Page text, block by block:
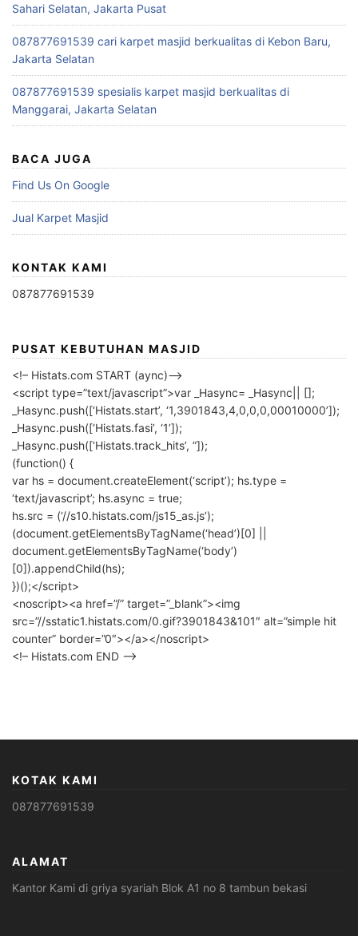
Sahari Selatan, Jakarta Pusat
087877691539 cari karpet masjid berkualitas di Kebon Baru,
Jakarta Selatan
087877691539 spesialis karpet masjid berkualitas di
Manggarai, Jakarta Selatan
BACA JUGA
Find Us On Google
Jual Karpet Masjid
KONTAK KAMI
087877691539
PUSAT KEBUTUHAN MASJID
<!– Histats.com START (aync)–>
<script type=”text/javascript”>var _Hasync= _Hasync|| [];
_Hasync.push([‘Histats.start’, ‘1,3901843,4,0,0,0,00010000’]);
_Hasync.push([‘Histats.fasi’, ‘1’]);
_Hasync.push([‘Histats.track_hits’, ”]);
(function() {
var hs = document.createElement(‘script’); hs.type =
‘text/javascript’; hs.async = true;
hs.src = (‘//s10.histats.com/js15_as.js’);
(document.getElementsByTagName(‘head’)[0] ||
document.getElementsByTagName(‘body’)
[0]).appendChild(hs);
})();</script>
<noscript><a href=”/” target=”_blank”><img
src=”//sstatic1.histats.com/0.gif?3901843&101″ alt=”simple hit
counter” border=”0″></a></noscript>
<!– Histats.com END –>
KOTAK KAMI
087877691539
ALAMAT
Kantor Kami di griya syariah Blok A1 no 8 tambun bekasi